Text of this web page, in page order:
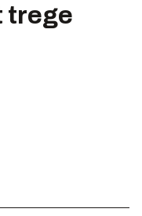
trege